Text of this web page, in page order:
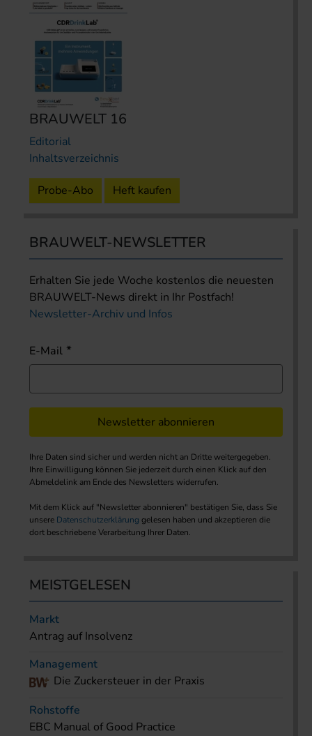
BRAUWELT 16
Editorial
Inhaltsverzeichnis
Probe-Abo Heft kaufen
BRAUWELT-NEWSLETTER
Erhalten Sie jede Woche kostenlos die neuesten
BRAUWELT-News direkt in Ihr Postfach!
Newsletter-Archiv und Infos
E-Mail
Newsletter abonnieren
Ihre Daten sind sicher und werden nicht an Dritte weitergegeben.
Ihre Einwilligung können Sie jederzeit durch einen Klick auf den
Abmeldelink am Ende des Newsletters widerrufen.
Mit dem Klick auf "Newsletter abonnieren" bestätigen Sie, dass Sie
unsere Datenschutzerklärung gelesen haben und akzeptieren die
dort beschriebene Verarbeitung Ihrer Daten.
MEISTGELESEN
Markt
Antrag auf Insolvenz
Management
Die Zuckersteuer in der Praxis
Rohstoffe
EBC Manual of Good Practice